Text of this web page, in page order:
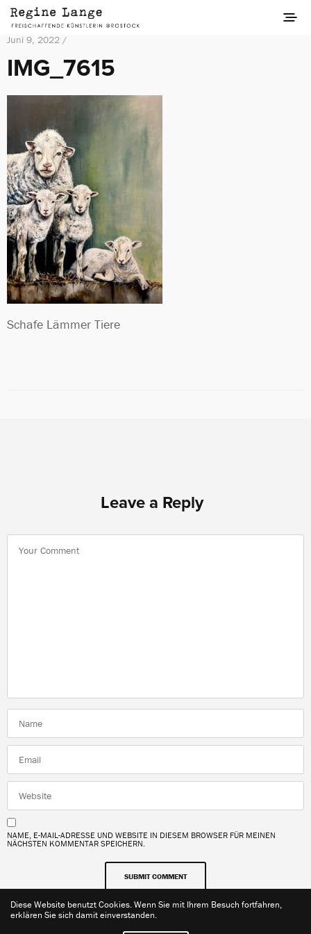
Juni 9, 2022 /
IMG_7615
Schafe Lämmer Tiere
Leave a Reply
NAME, E-MAIL-ADRESSE UND WEBSITE IN DIESEM BROWSER FÜR MEINEN
NÄCHSTEN KOMMENTAR SPEICHERN.
Diese Website benutzt Cookies. Wenn Sie mit Ihrem Besuch fortfahren,
erklären Sie sich damit einverstanden.